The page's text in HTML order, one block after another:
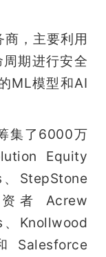
，主要利用
期进行安全
ML模型和AI
集了6000万
Equity
StepStone
者 Acrew
Knollwood
Salesforce